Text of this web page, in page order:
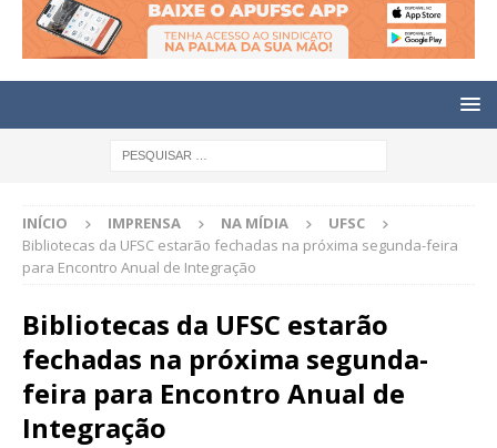
INÍCIO IMPRENSA NA MÍDIA
UFSC
Bibliotecas da UFSC estarão fechadas na próxima segunda-feira
para Encontro Anual de Integração
Bibliotecas da UFSC estarão
fechadas na próxima segunda-
feira para Encontro Anual de
Integração